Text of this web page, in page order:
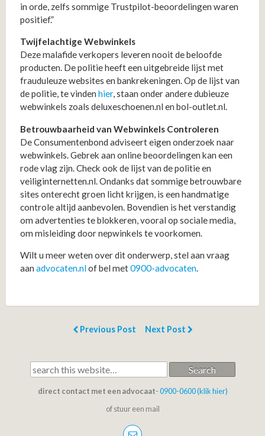
in orde, zelfs sommige Trustpilot-beoordelingen waren
positief.”
Twijfelachtige Webwinkels
Deze malafide verkopers leveren nooit de beloofde
producten. De politie heeft een uitgebreide lijst met
frauduleuze websites en bankrekeningen. Op de lijst van
de politie, te vinden hier, staan onder andere dubieuze
webwinkels zoals deluxeschoenen.nl en bol-outlet.nl.
Betrouwbaarheid van Webwinkels Controleren
De Consumentenbond adviseert eigen onderzoek naar
webwinkels. Gebrek aan online beoordelingen kan een
rode vlag zijn. Check ook de lijst van de politie en
veiliginternetten.nl. Ondanks dat sommige betrouwbare
sites onterecht groen licht krijgen, is een handmatige
controle altijd aanbevolen. Bovendien is het verstandig
om advertenties te blokkeren, vooral op sociale media,
om misleiding door nepwinkels te voorkomen.
Wilt u meer weten over dit onderwerp, stel aan vraag
aan advocaten.nlof bel met0900-advocaten.
Previous Post Next Post
Search
direct contact met een advocaat- 0900-0600 (klik hier)
of stuur een mail